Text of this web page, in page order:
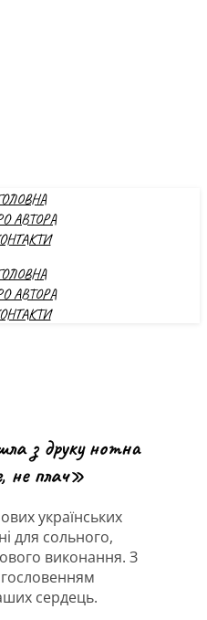
АВТОРА
АВТОРА
з друку нотна
не плач»
українських
для сольного,
виконання. З
сердець.